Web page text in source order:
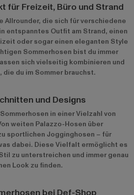
für Freizeit, Büro und Strand
Allrounder, die sich für verschiedene
entspanntes Outfit am Strand, einen
oder sogar einen eleganten Style
Sommerhosen bist du immer
sich vielseitig kombinieren und
du im Sommer brauchst.
und Designs
in einer Vielzahl von
weiten Palazzo-Hosen über
sportlichen Jogginghosen – für
dabei. Diese Vielfalt ermöglicht es
zu unterstreichen und immer genau
Look zu finden.